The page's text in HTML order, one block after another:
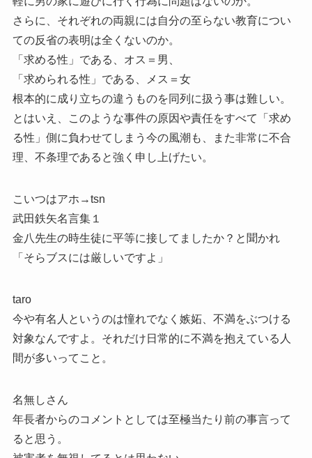
さらに、それぞれの両親には自分の至らない教育につい
ての反省の表明は全くないのか。
「求める性」である、オス＝男、
「求められる性」である、メス＝女
根本的に成り立ちの違うものを同列に扱う事は難しい。
とはいえ、このような事件の原因や責任をすべて「求め
る性」側に負わせてしまう今の風潮も、また非常に不合
理、不条理であると強く申し上げたい。
こいつはアホ→tsn
武田鉄矢名言集１
金八先生の時生徒に平等に接してましたか？と聞かれ
「そらブスには厳しいですよ」
taro
今や有名人というのは憧れでなく嫉妬、不満をぶつける
対象なんですよ。それだけ日常的に不満を抱えている人
間が多いってこと。
名無しさん
年長者からのコメントとしては至極当たり前の事言って
ると思う。